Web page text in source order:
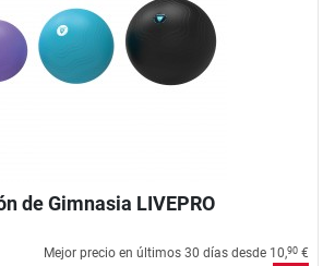
de Gimnasia LIVEPRO
Mejor precio en últimos 30 días desde 10,90 €